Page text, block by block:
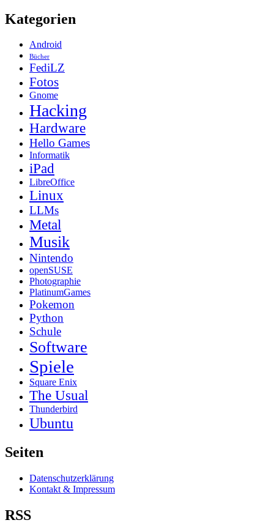
Kategorien
Android
Bücher
FediLZ
Fotos
Gnome
Hacking
Hardware
Hello Games
Informatik
iPad
LibreOffice
Linux
LLMs
Metal
Musik
Nintendo
openSUSE
Photographie
PlatinumGames
Pokemon
Python
Schule
Software
Spiele
Square Enix
The Usual
Thunderbird
Ubuntu
Seiten
Datenschutzerklärung
Kontakt & Impressum
RSS